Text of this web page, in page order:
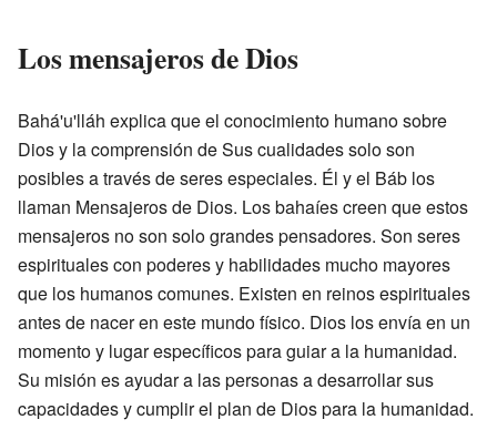
Los mensajeros de Dios
Bahá'u'lláh explica que el conocimiento humano sobre
Dios y la comprensión de Sus cualidades solo son
posibles a través de seres especiales. Él y el Báb los
llaman Mensajeros de Dios. Los bahaíes creen que estos
mensajeros no son solo grandes pensadores. Son seres
espirituales con poderes y habilidades mucho mayores
que los humanos comunes. Existen en reinos espirituales
antes de nacer en este mundo físico. Dios los envía en un
momento y lugar específicos para guiar a la humanidad.
Su misión es ayudar a las personas a desarrollar sus
capacidades y cumplir el plan de Dios para la humanidad.